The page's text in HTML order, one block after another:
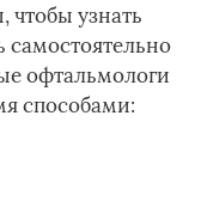
чтобы узнать
самостоятельно
офтальмологи
способами: